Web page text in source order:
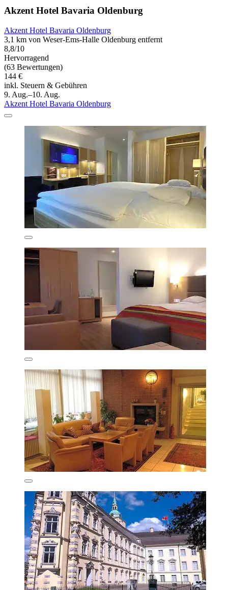
Akzent Hotel Bavaria Oldenburg
Akzent Hotel Bavaria Oldenburg
3,1 km von Weser-Ems-Halle Oldenburg entfernt
8,8/10
Hervorragend
(63 Bewertungen)
144 €
inkl. Steuern & Gebühren
9. Aug.–10. Aug.
Akzent Hotel Bavaria Oldenburg